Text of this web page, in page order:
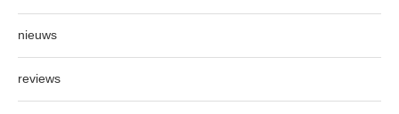
nieuws
reviews